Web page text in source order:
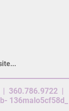
| 360.786.9722 |
136malo5cf58d_